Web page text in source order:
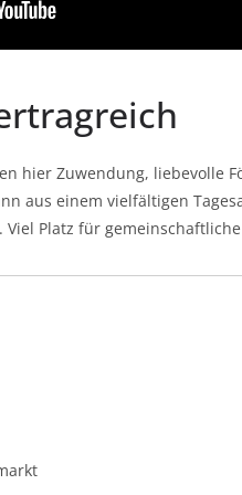
hier Zuwendung, liebevolle
aus einem vielfältigen
Viel Platz für